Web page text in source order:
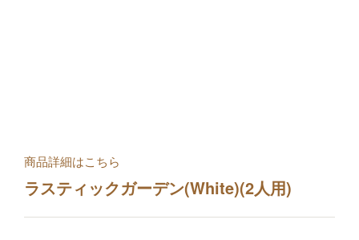
商品詳細はこちら
ラスティックガーデン(White)(2人用)